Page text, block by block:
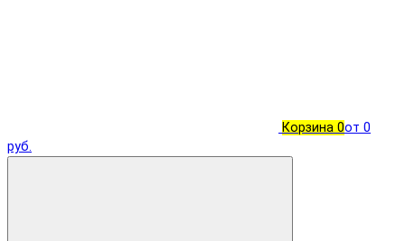
Корзина 0от 0
руб.